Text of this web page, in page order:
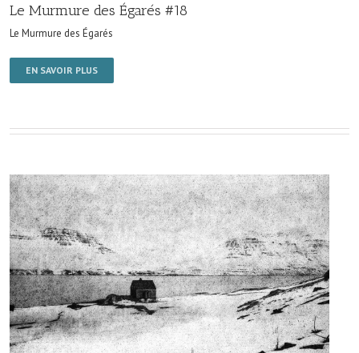
Le Murmure des Égarés #18
Le Murmure des Égarés
EN SAVOIR PLUS